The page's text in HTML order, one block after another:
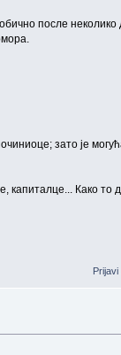
после
зато је
капиталце... Како то